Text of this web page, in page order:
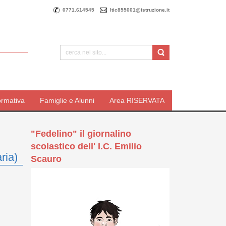
0771.614545 ltic855001@istruzione.it
Famiglie e Alunni Area RISERVATA
"Fedelino" il giornalino
scolastico dell' I.C. Emilio
Scauro